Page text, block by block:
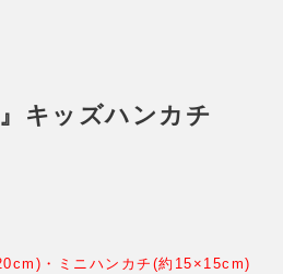
キッズハンカチ
・ミニハンカチ(約15×15cm)